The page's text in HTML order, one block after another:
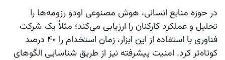
در حوزه منابع انسانی، هوش مصنوعی اودو رزومه‌ها را
تحلیل و عملکرد کارکنان را ارزیابی می‌کند؛ مثلاً یک شرکت
فناوری با استفاده از این ابزار، زمان استخدام را ۴۰ درصد
کوتاه‌تر کرد. امنیت پیشرفته نیز از طریق شناسایی الگوهای